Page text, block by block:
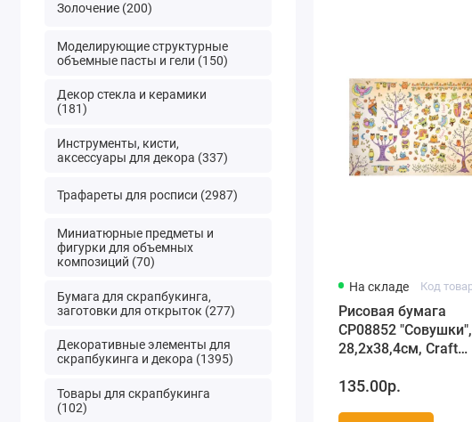
Золочение (200)
Моделирующие структурные
объемные пасты и гели (150)
Декор стекла и керамики
(181)
Инструменты, кисти,
аксессуары для декора (337)
Трафареты для росписи (2987)
Миниатюрные предметы и
фигурки для объемных
композиций (70)
Бумага для скрапбукинга,
заготовки для открыток (277)
Декоративные элементы для
скрапбукинга и декора (1395)
Товары для скрапбукинга
(102)
На складе
Рисовая бумага
CP08852 "Совушки",
28,2х38,4см, Craft
135.00р.